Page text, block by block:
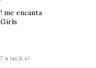
me encanta
a las 6:41